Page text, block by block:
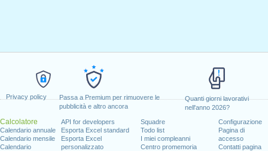
Privacy policy
Passa a Premium per rimuovere le
pubblicità e altro ancora
Quanti giorni lavorativi
nell'anno 2026?
Calcolatore
Calendario annuale
Calendario mensile
Calendario
API for developers
Esporta Excel standard
Esporta Excel
personalizzato
Squadre
Todo list
I miei compleanni
Centro promemoria
Configurazione
Pagina di
accesso
Contatti pagina